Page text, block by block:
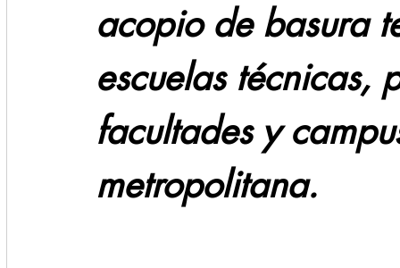
acopio de basura
escuelas técnicas,
facultades y
metropolitana.